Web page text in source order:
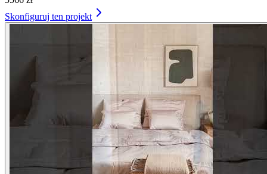
Skonfiguruj ten projekt